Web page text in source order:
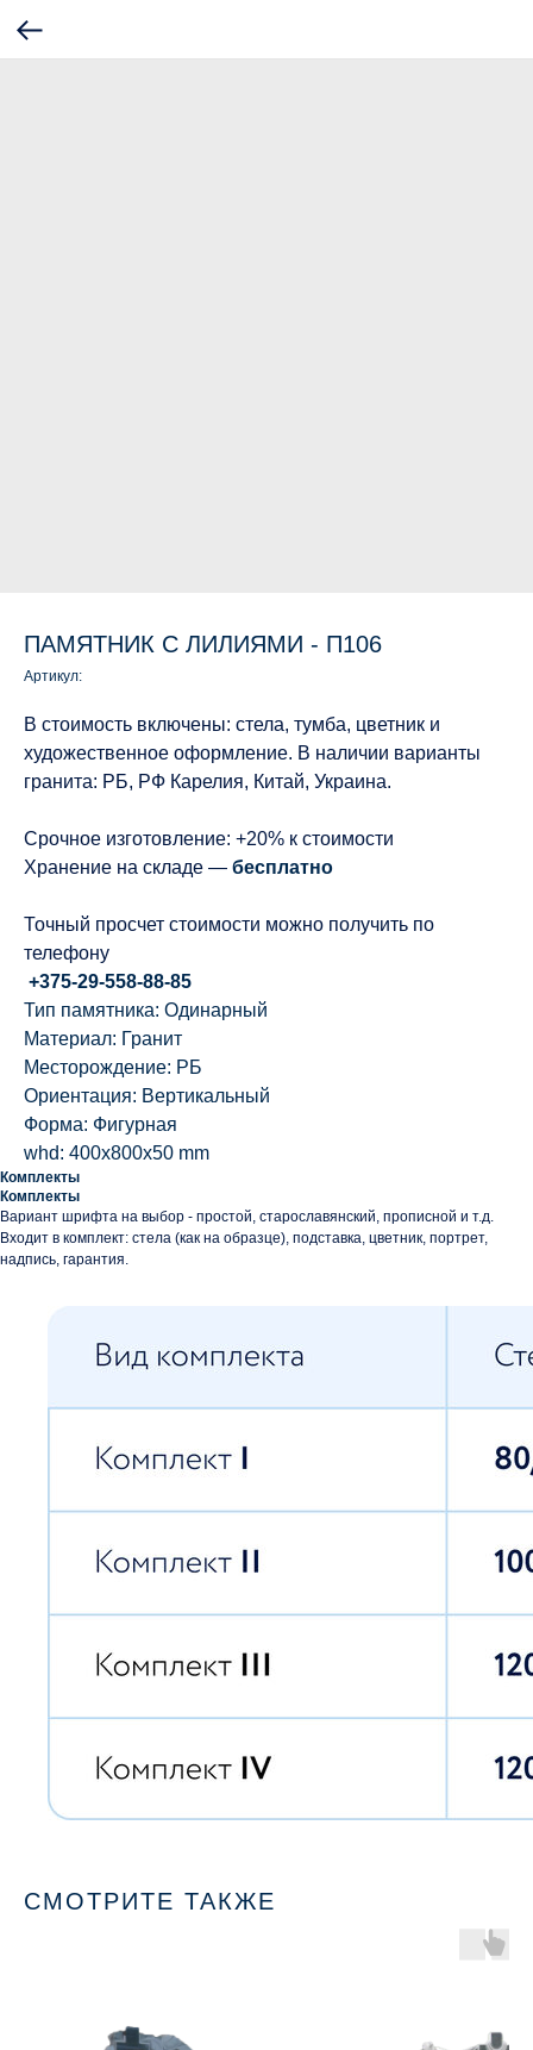
ПАМЯТНИК С ЛИЛИЯМИ - П106
Артикул:
В стоимость включены: стела, тумба, цветник и
художественное оформление. В наличии варианты
гранита: РБ, РФ Карелия, Китай, Украина.
Срочное изготовление: +20% к стоимости
Хранение на складе — бесплатно
Точный просчет стоимости можно получить по
телефону
+375-29-558-88-85
Тип памятника: Одинарный
Материал: Гранит
Месторождение: РБ
Ориентация: Вертикальный
Форма: Фигурная
whd: 400x800x50 mm
Комплекты
Комплекты
Вариант шрифта на выбор - простой, старославянский, прописной и т.д.
Входит в комплект: стела (как на образце), подставка, цветник, портрет,
надпись, гарантия.
СМОТРИТЕ ТАКЖЕ